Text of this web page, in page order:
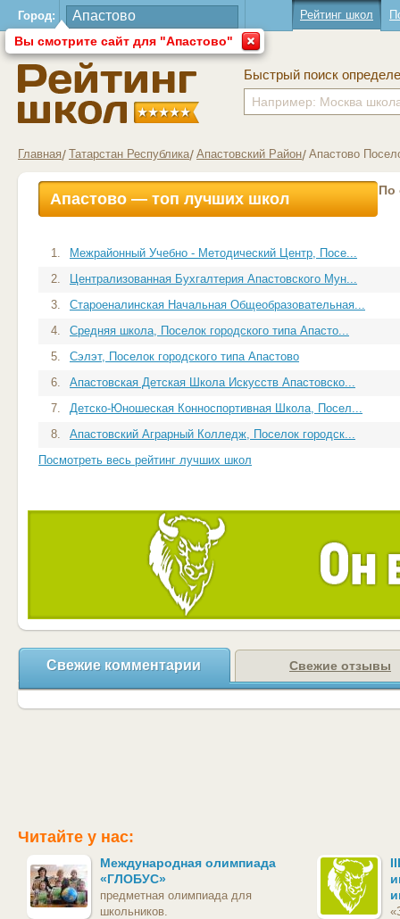
Город:
Вы смотрите сайт для "Апастово"
Рейтинг школ
Быстрый поиск
Главная Татарстан Республика Апастовский Район Апастово
Апастово — топ лучших школ По
1.
Межрайонный Учебно - Методический Центр, Посе...
2.
Централизованная Бухгалтерия Апастовского Мун...
3.
Староеналинская Начальная Общеобразовательная...
4.
Средняя школа, Поселок городского типа Апасто...
5.
Сэлэт, Поселок городского типа Апастово
6.
Апастовская Детская Школа Искусств Апастовско...
7.
Детско-Юношеская Конноспортивная Школа, Посел...
8.
Апастовский Аграрный Колледж, Поселок городск...
Посмотреть весь рейтинг лучших школ
Свежие комментарии Свежие отзывы
Читайте у нас:
Международная олимпиада
«ГЛОБУС»
предметная олимпиада для
школьников.